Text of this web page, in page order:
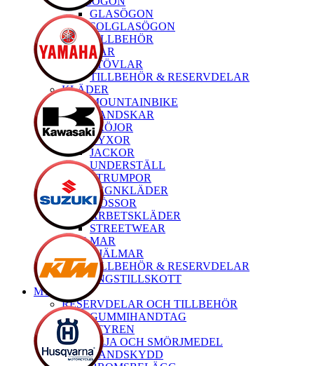
GLASÖGON
SOLGLASÖGON
TILLBEHÖR
STÖVLAR
STÖVLAR
TILLBEHÖR & RESERVDELAR
KLÄDER
MOUNTAINBIKE
HANDSKAR
TRÖJOR
BYXOR
JACKOR
UNDERSTÄLL
STRUMPOR
REGNKLÄDER
MÖSSOR
ARBETSKLÄDER
STREETWEAR
HJÄLMAR
HJÄLMAR
TILLBEHÖR & RESERVDELAR
TRÄNINGSTILLSKOTT
MTB
RESERVDELAR OCH TILLBEHÖR
GUMMIHANDTAG
STYREN
OLJA OCH SMÖRJMEDEL
HANDSKYDD